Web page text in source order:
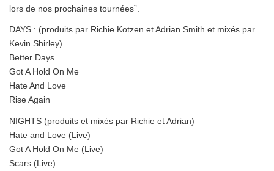
lors de nos prochaines tournées”.
DAYS : (produits par Richie Kotzen et Adrian Smith et mixés par
Kevin Shirley)
Better Days
Got A Hold On Me
Hate And Love
Rise Again
NIGHTS (produits et mixés par Richie et Adrian)
Hate and Love (Live)
Got A Hold On Me (Live)
Scars (Live)